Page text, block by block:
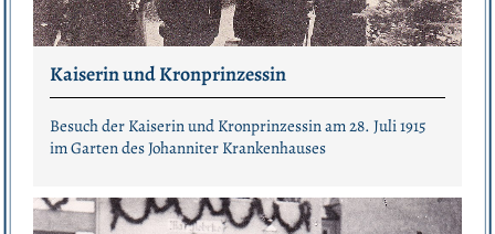
Kaiserin und Kronprinzessin
Besuch der Kaiserin und Kronprinzessin am 28. Juli 1915
im Garten des Johanniter Krankenhauses